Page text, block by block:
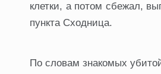
клетки, а потом сбежал,
пункта Сходница.
По словам знакомых